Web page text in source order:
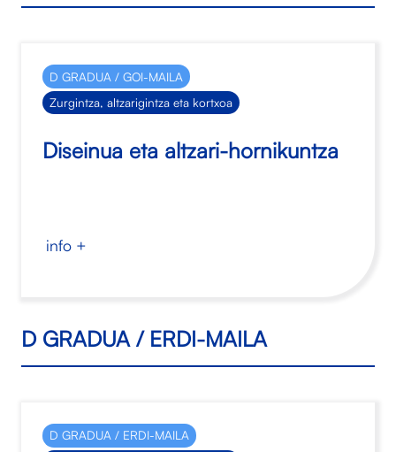
D GRADUA / GOI-MAILA
Zurgintza, altzarigintza eta kortxoa
Diseinua eta altzari-hornikuntza
info +
D GRADUA / ERDI-MAILA
D GRADUA / ERDI-MAILA